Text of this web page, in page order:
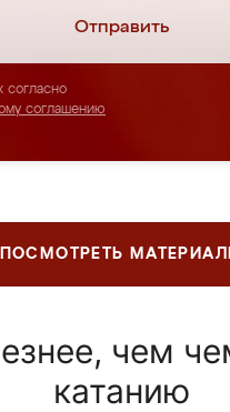
Отправить
согласно
соглашению
ПОСМОТРЕТЬ
чем
катанию